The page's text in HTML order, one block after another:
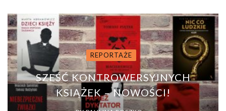
REPORTAŻE
SZEŚĆ KONTROWERSYJNYCH
KSIĄŻEK – NOWOŚCI!